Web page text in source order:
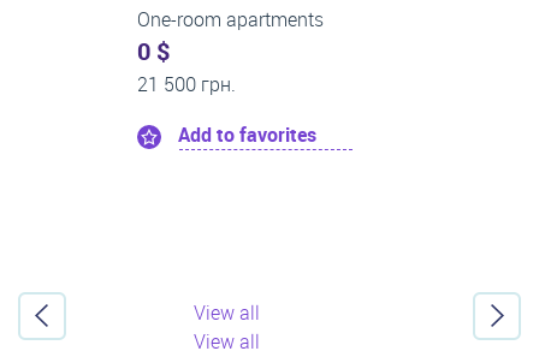
One-room apartments
0 $
13 000 грн.
Add to favorites
View all
View all